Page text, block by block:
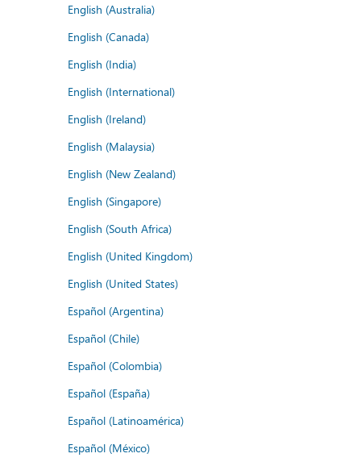
English (Australia)
English (Canada)
English (India)
English (International)
English (Ireland)
English (Malaysia)
English (New Zealand)
English (Singapore)
English (South Africa)
English (United Kingdom)
English (United States)
Español (Argentina)
Español (Chile)
Español (Colombia)
Español (España)
Español (Latinoamérica)
Español (México)